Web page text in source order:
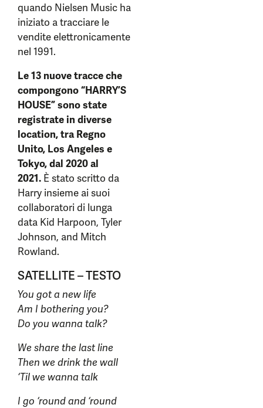
quando Nielsen Music ha
iniziato a tracciare le
vendite elettronicamente
nel 1991.
Le 13 nuove tracce che
compongono “HARRY’S
HOUSE”sono state
registrate in diverse
location, tra Regno
Unito, Los Angeles e
Tokyo, dal 2020 al
2021. È stato scritto da
Harry insieme ai suoi
collaboratori di lunga
data Kid Harpoon, Tyler
Johnson, and Mitch
Rowland.
SATELLITE – TESTO
You got a new life
Am I bothering you?
Do you wanna talk?
We share the last line
Then we drink the wall
‘Til we wanna talk
I go ‘round and ‘round